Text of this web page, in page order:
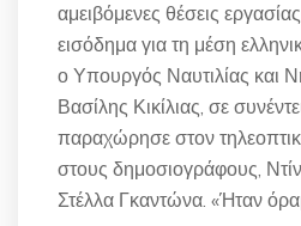
αμειβόμενες θέσεις
εισόδημα για τη μέση
ο Υπουργός Ναυτιλίας και
Βασίλης Κικίλιας, σε
παραχώρησε στον
στους δημοσιογράφους,
Στέλλα Γκαντώνα. «Ήταν